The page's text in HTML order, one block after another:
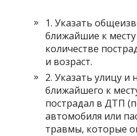
1. Указать
ближайшие к
количестве
и возраст.
2. Указать улицу и
ближайшего к
пострадал в ДТП
автомобиля или
травмы, которые